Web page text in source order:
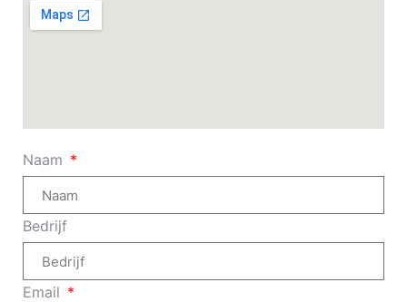
Naam
Bedrijf
Email